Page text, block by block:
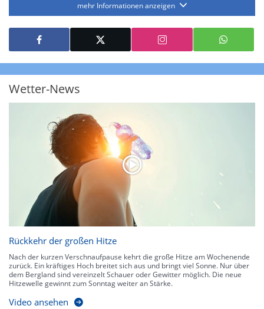
die Niederschlagsintensität. Diese bezieht sich laut offiziellen Richtlinien
jeweils auf die Niederschlagsmenge in l/m² pro Stunde Regen- bzw.
Schneefall. Die 6 Stufen sind wie folgt gegliedert: Die hellen Blautöne
symbolisieren leichte bis mäßige Regen- bzw. Schneefälle mit einer
Intensität bis 8.1 l/m² pro Stunde. Dunkelblau repräsentiert mäßige bis
starke Niederschläge bis 35 l/m² pro Stunde. Hier können bereits Gewitter
auftreten. Extreme bzw. unwetterartige Niederschlagsereignisse mit
über 150 l/m² pro Stunde an. Solche
Neben der Niederschlagsintensität kann auch die Zuggeschwindigkeit der
Niederschlagsgebiete und damit die Niederschlagsdauer abgeschätzt
werden. Neben der 5-minütigen Radaraufzeichnung gibt es eine
Niederschlagsprognose
für die nächsten 2 Stunden. So sehen Sie genau,
wann und wo in Deutschland mit Regen oder Schneefall zu rechnen ist bzw.
kennen zu jeder Zeit den genauen Verlauf einer Niederschlagsfront.
mehr Informationen anzeigen
Wetter-News
Rückkehr der großen Hitze
Nach der kurzen Verschnaufpause kehrt die große Hitze am Wochenende
zurück. Ein kräftiges Hoch breitet sich aus und bringt viel Sonne. Nur über
dem Bergland sind vereinzelt Schauer oder Gewitter möglich. Die neue
Hitzewelle gewinnt zum Sonntag weiter an Stärke.
Video ansehen